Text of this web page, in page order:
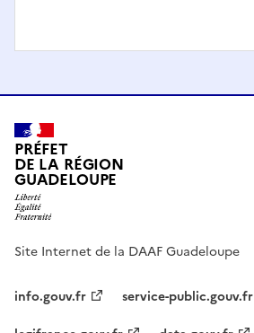
PRÉFET
DE LA RÉGION
GUADELOUPE
Site Internet de la DAAF Guadeloupe
info.gouv.fr
service-public.gouv.fr